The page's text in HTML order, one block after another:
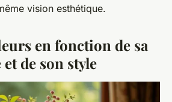
vision esthétique.
en fonction de sa
de son style